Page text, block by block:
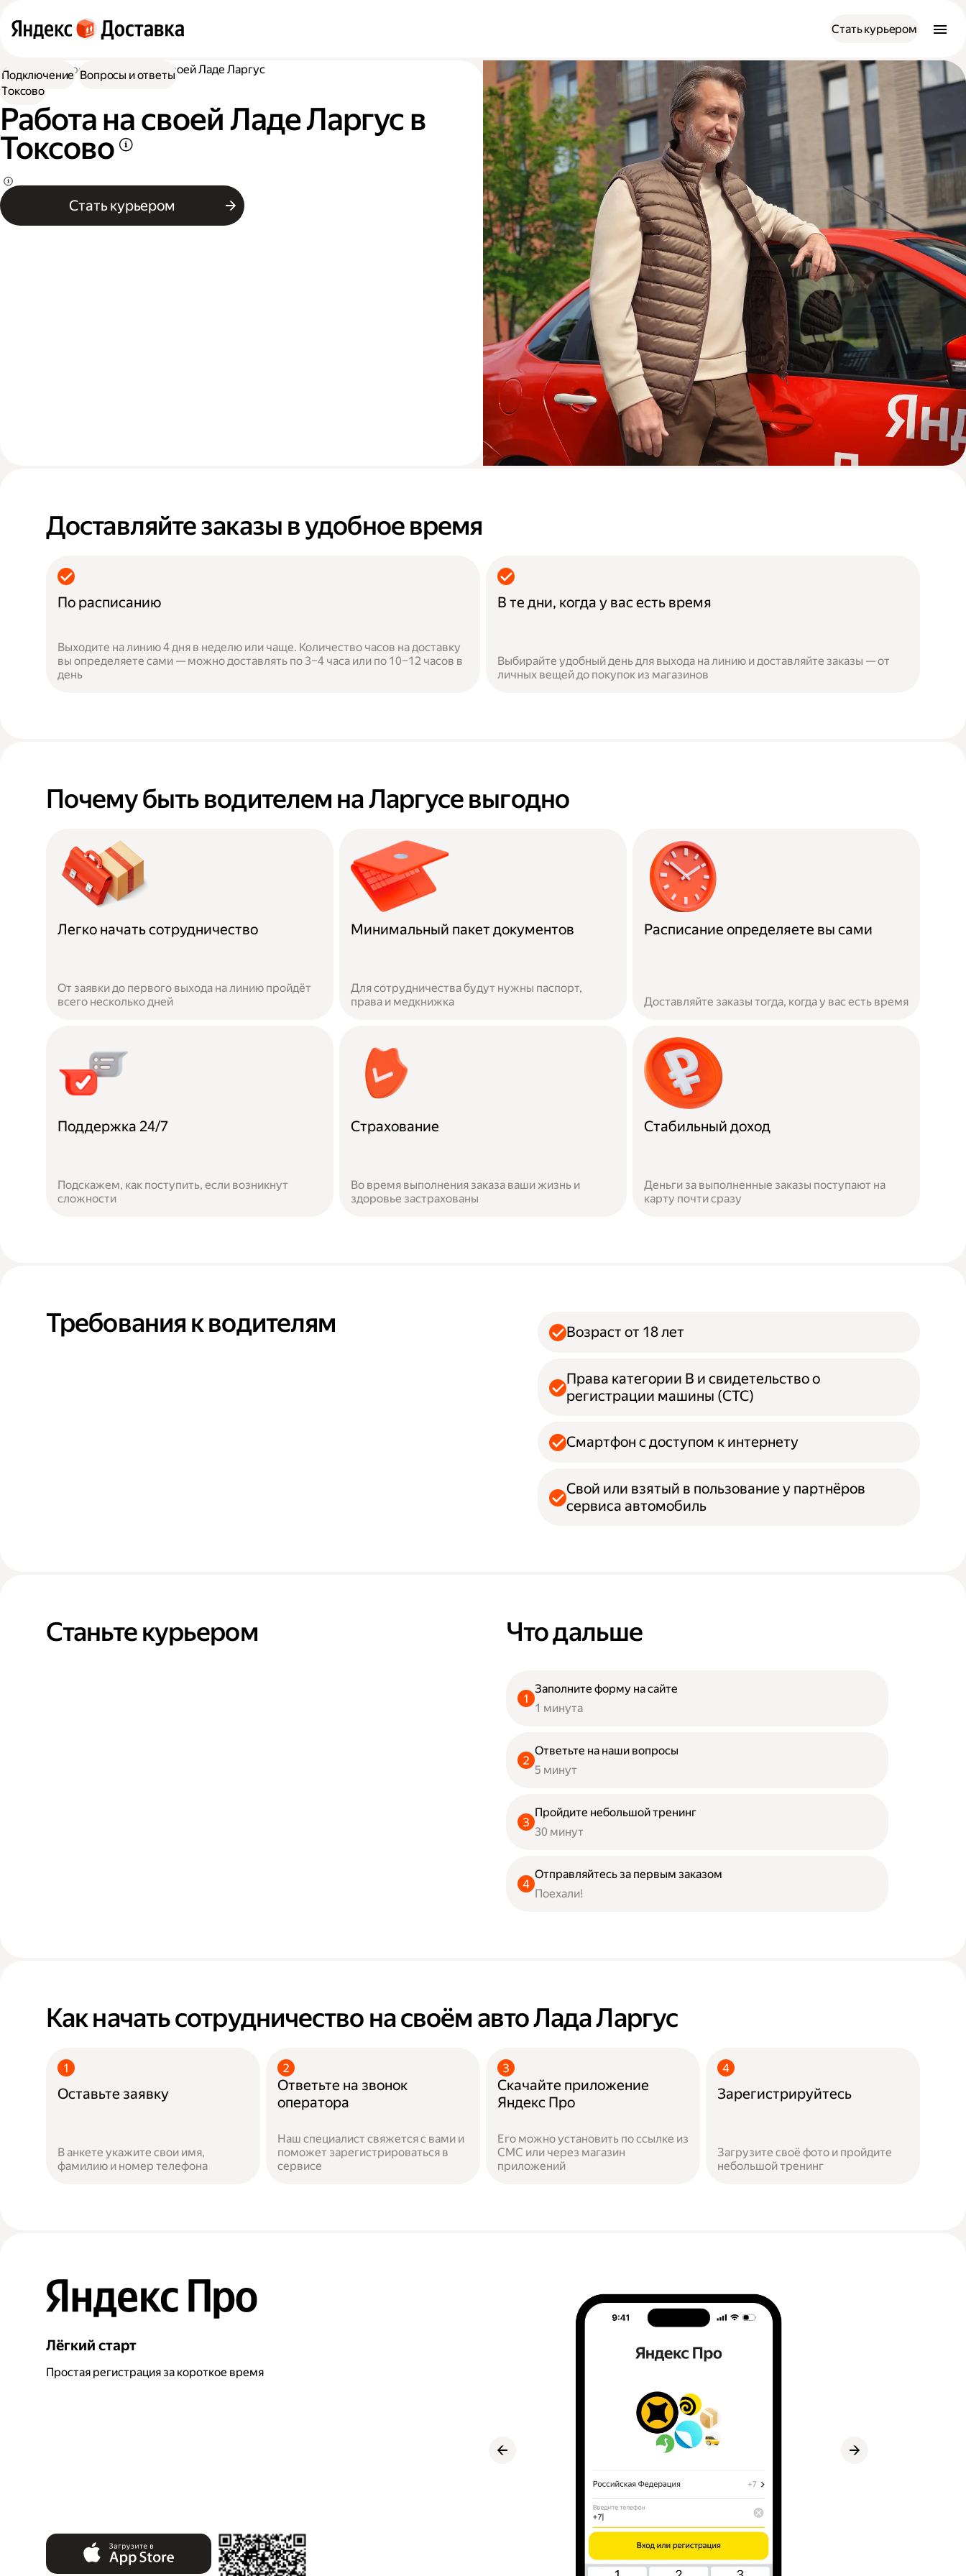
Стать курьером
Работа курьером
Работа на своей Ладе Ларгус
Токсово
Работа на своей Ладе Ларгус в
Токсово
Стать курьером
Подключение Вопросы и ответы
Доставляйте заказы в удобное время
По расписанию
Выходите на линию 4 дня в неделю или чаще. Количество часов на доставку
вы определяете сами — можно доставлять по 3–4 часа или по 10–12 часов в
день
В те дни, когда у вас есть время
Выбирайте удобный день для выхода на линию и доставляйте заказы — от
личных вещей до покупок из магазинов
Почему быть водителем на Ларгусе выгодно
Легко начать сотрудничество
От заявки до первого выхода на линию пройдёт
всего несколько дней
Минимальный пакет документов
Для сотрудничества будут нужны паспорт,
права и медкнижка
Расписание определяете вы сами
Доставляйте заказы тогда, когда у вас есть время
Поддержка 24/7
Подскажем, как поступить, если возникнут
сложности
Страхование
Во время выполнения заказа ваши жизнь и
здоровье застрахованы
Стабильный доход
Деньги за выполненные заказы поступают на
карту почти сразу
Требования к водителям Возраст от 18 лет
Права категории B и свидетельство о
регистрации машины (СТС)
Смартфон с доступом к интернету
Свой или взятый в пользование у партнёров
сервиса автомобиль
Станьте курьером Что дальше
Заполните форму на сайте
1 минута
Ответьте на наши вопросы
5 минут
Пройдите небольшой тренинг
30 минут
Отправляйтесь за первым заказом
Поехали!
Как начать сотрудничество на своём авто Лада Ларгус
Оставьте заявку
В анкете укажите свои имя,
фамилию и номер телефона
Ответьте на звонок
оператора
Наш специалист свяжется с вами и
поможет зарегистрироваться в
сервисе
Скачайте приложение
Яндекс Про
Его можно установить по ссылке из
СМС или через магазин
приложений
Зарегистрируйтесь
Загрузите своё фото и пройдите
небольшой тренинг
Лёгкий старт
Простая регистрация за короткое время